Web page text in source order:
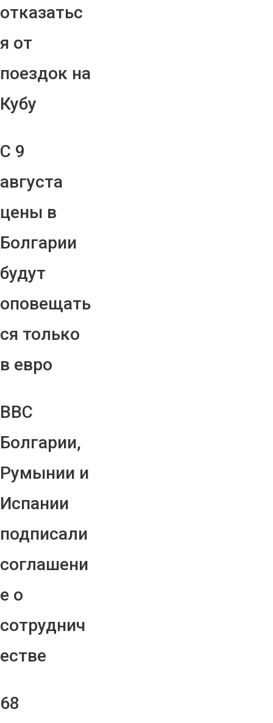
отказатьс
я от
поездок на
Кубу
С 9
августа
цены в
Болгарии
будут
оповещать
ся только
в евро
ВВС
Болгарии,
Румынии и
Испании
подписали
соглашени
е о
сотруднич
естве
68